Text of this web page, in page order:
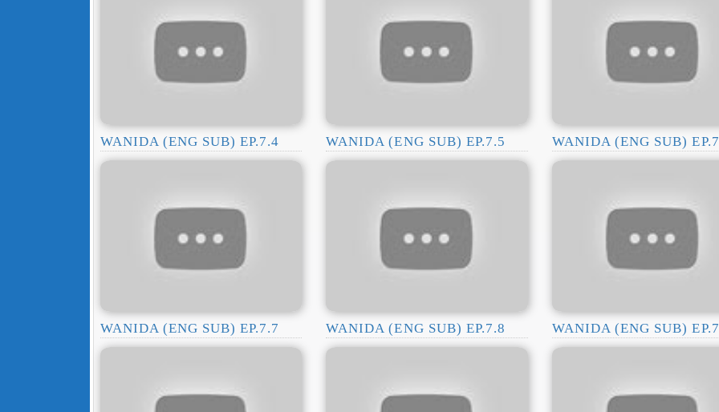
WANIDA (ENG SUB) EP.7.4 WANIDA (ENG SUB) EP.7.5 WANIDA (ENG SUB)
WANIDA (ENG SUB) EP.7.7 WANIDA (ENG SUB) EP.7.8 WANIDA (ENG SUB)